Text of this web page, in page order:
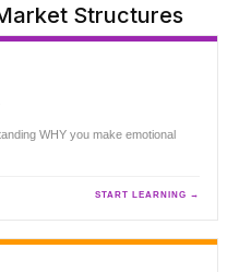
Structures
WHY you make emotional
START LEARNING →